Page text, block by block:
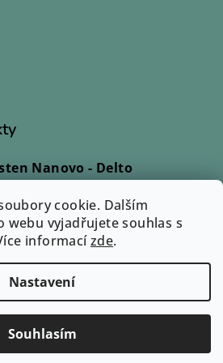
cookie. Dalším
webu vyjadřujete souhlas s
informacízde.
Nastavení
Souhlasím
Nanovo - Delto
- Lio
je 5 z 5 hvězdiček.
- Cara
je 3 z 5 hvězdiček.
. Všechna práva vyhrazena.
Vytvořil Shoptet